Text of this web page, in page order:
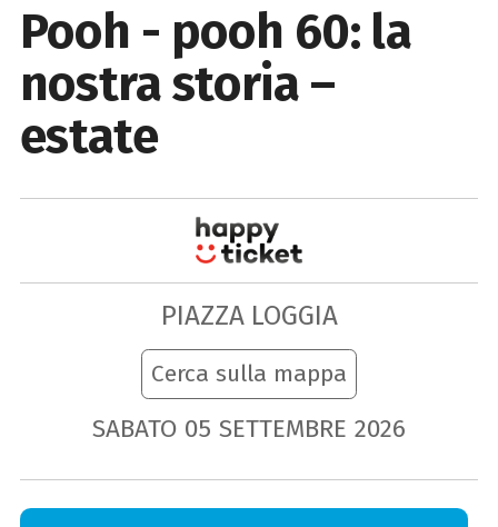
Pooh - pooh 60: la
nostra storia –
estate
PIAZZA LOGGIA
Cerca sulla mappa
SABATO 05 SETTEMBRE 2026